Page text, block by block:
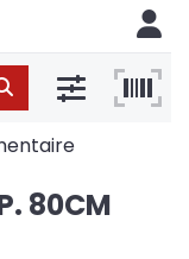
80CM